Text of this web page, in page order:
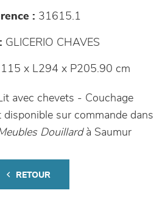
: 31615.1
GLICERIO CHAVES
x L294 x P205.90 cm
avec chevets - Couchage
sur commande dans
Douillardà Saumur
RETOUR